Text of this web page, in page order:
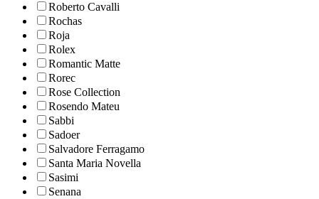
Roberto Cavalli
Rochas
Roja
Rolex
Romantic Matte
Rorec
Rose Collection
Rosendo Mateu
Sabbi
Sadoer
Salvadore Ferragamo
Santa Maria Novella
Sasimi
Senana